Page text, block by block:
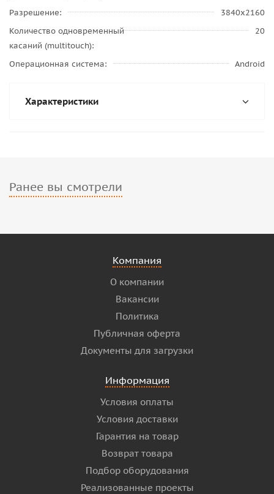
Разрешение
3840x2160
Количество одновременный
касаний (multitouch)
20
Операционная система Android
Характеристики
Ранее вы смотрели
Компания
О компании
Вакансии
Политика
Публичная оферта
Документы для загрузки
Информация
Условия оплаты
Условия доставки
Гарантия на товар
Возврат товара
Подбор оборудования
Реализованные проекты